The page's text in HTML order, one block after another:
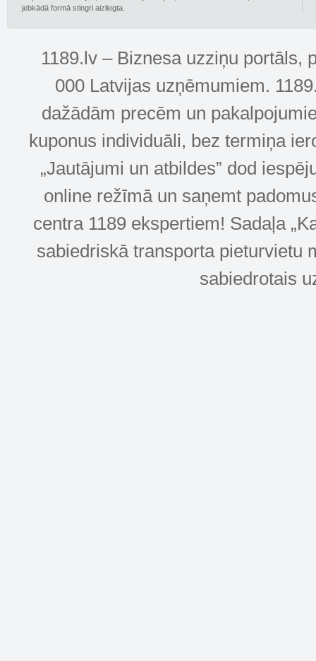
jebkādā formā stingri aizliegta.
1189.lv – Biznesa uzziņu portāls,
000 Latvijas uzņēmumiem.
dažādām precēm un
kuponus individuāli, bez termiņa
„Jautājumi un atbildes” dod
online režīmā un saņemt
centra 1189 ekspertiem! Sadaļa
sabiedriskā transporta pieturvietu
sabiedrotais